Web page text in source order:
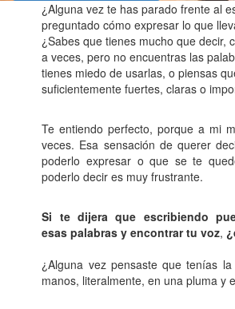
¿Alguna vez te has parado frente al
preguntado cómo expresar lo que
¿Sabes que tienes mucho que decir,
a veces, pero no encuentras las
tienes miedo de usarlas, o piensas
suficientemente fuertes, claras o
Te entiendo perfecto, porque a mi
veces. Esa sensación de querer
poderlo expresar o que se te
poderlo decir es muy frustrante.
Si te dijera que escribiendo
esas palabras y encontrar tu voz,
¿Alguna vez pensaste que tenías
manos, literalmente, en una pluma y